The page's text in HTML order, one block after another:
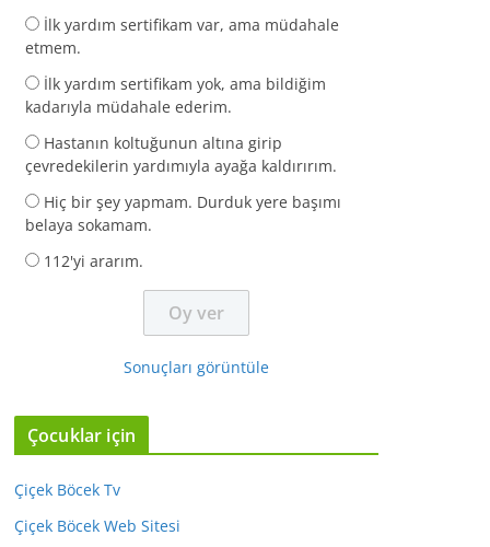
İlk yardım sertifikam var, ama müdahale
etmem.
İlk yardım sertifikam yok, ama bildiğim
kadarıyla müdahale ederim.
Hastanın koltuğunun altına girip
çevredekilerin yardımıyla ayağa kaldırırım.
Hiç bir şey yapmam. Durduk yere başımı
belaya sokamam.
112'yi ararım.
Sonuçları görüntüle
Çocuklar için
Çiçek Böcek Tv
Çiçek Böcek Web Sitesi